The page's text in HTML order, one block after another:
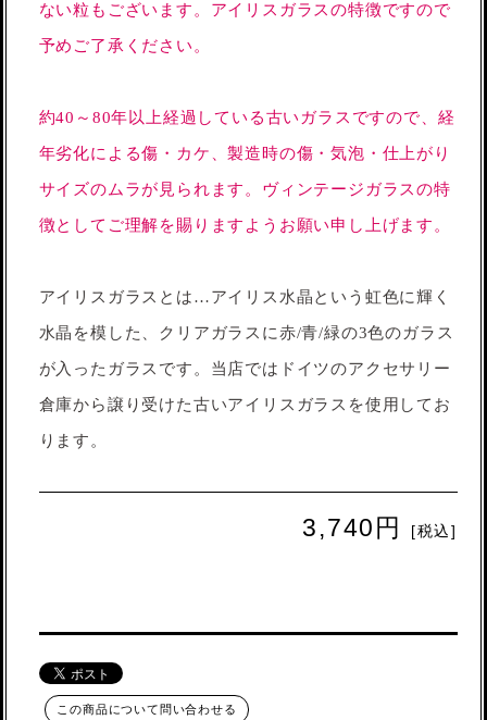
ない粒もございます。アイリスガラスの特徴ですので
予めご了承ください。
約40～80年以上経過している古いガラスですので、経
年劣化による傷・カケ、製造時の傷・気泡・仕上がり
サイズのムラが見られます。ヴィンテージガラスの特
徴としてご理解を賜りますようお願い申し上げます。
アイリスガラスとは…アイリス水晶という虹色に輝く
水晶を模した、クリアガラスに赤/青/緑の3色のガラス
が入ったガラスです。当店ではドイツのアクセサリー
倉庫から譲り受けた古いアイリスガラスを使用してお
ります。
3,740円 [税込]
この商品について問い合わせる